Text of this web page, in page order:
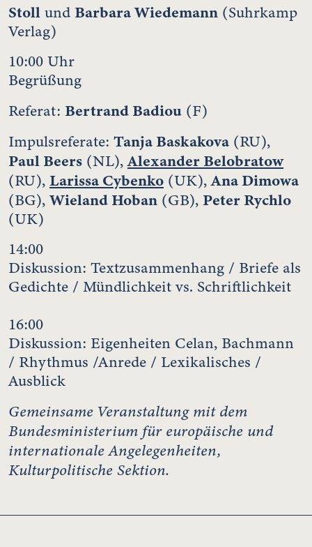
Stoll und Barbara Wiedemann (Suhrkamp
Verlag)
10:00 Uhr
Begrüßung
Referat: Bertrand Badiou (F)
Impulsreferate: Tanja Baskakova (RU),
Paul Beers (NL),Alexander Belobratow
(RU), Larissa Cybenko (UK),Ana Dimowa
(BG), Wieland Hoban (GB), Peter Rychlo
(UK)
14:00
Diskussion: Textzusammenhang / Briefe als
Gedichte / Mündlichkeit vs. Schriftlichkeit
16:00
Diskussion: Eigenheiten Celan, Bachmann
/ Rhythmus /Anrede / Lexikalisches /
Ausblick
Gemeinsame Veranstaltung mit dem
Bundesministerium für europäische und
internationale Angelegenheiten,
Kulturpolitische Sektion.